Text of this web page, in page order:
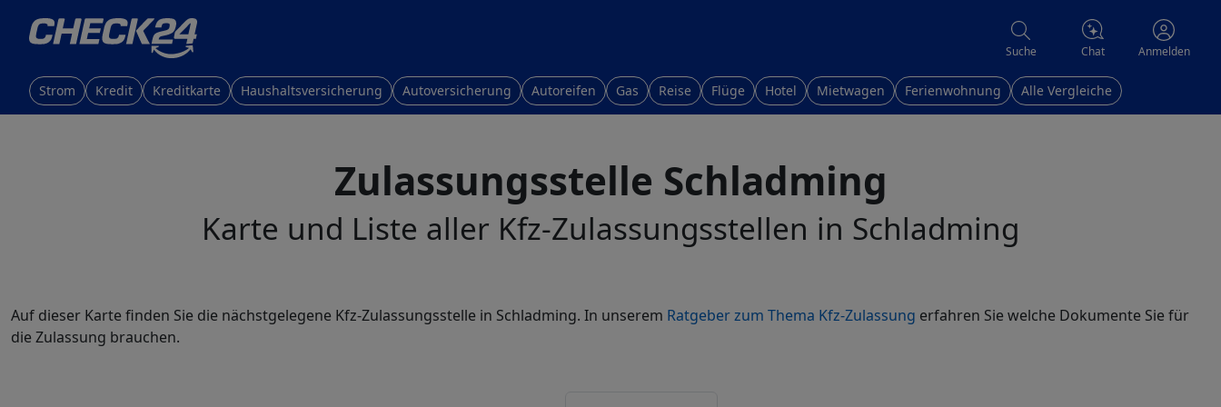
Suche Chat Anmelden
Strom Kredit Kreditkarte Haushaltsversicherung Autoversicherung Autoreifen Gas Reise Flüge Hotel Mietwagen Ferienwohnung Alle Vergleiche
Zulassungsstelle Schladming
Karte und Liste aller Kfz-Zulassungsstellen in Schladming
Auf dieser Karte finden Sie die nächstgelegene Kfz-Zulassungsstelle in Schladming. In unserem Ratgeber zum Thema Kfz-Zulassung erfahren Sie welche Dokumente Sie für
die Zulassung brauchen.